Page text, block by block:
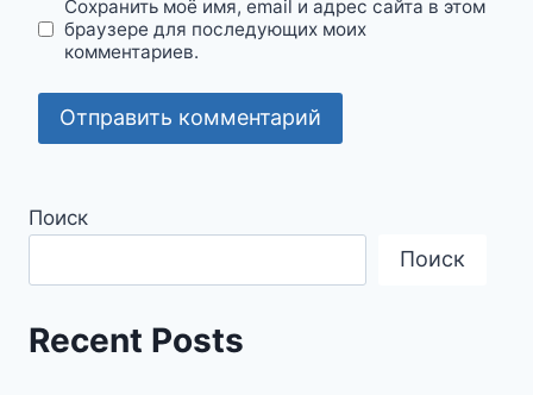
Сохранить моё имя, email и адрес сайта в этом
браузере для последующих моих
комментариев.
Поиск
Поиск
Recent Posts